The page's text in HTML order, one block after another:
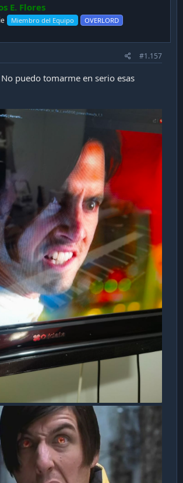
E. Flores
Miembro del Equipo OVERLORD
#1.157
No puedo tomarme en serio esas